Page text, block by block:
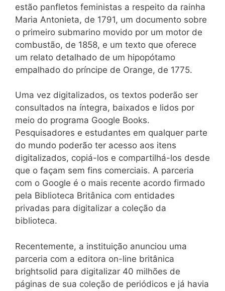
estão panfletos feministas a respeito da rainha
Maria Antonieta, de 1791, um documento sobre
o primeiro submarino movido por um motor de
combustão, de 1858, e um texto que oferece
um relato detalhado de um hipopótamo
empalhado do príncipe de Orange, de 1775.
Uma vez digitalizados, os textos poderão ser
consultados na íntegra, baixados e lidos por
meio do programa Google Books.
Pesquisadores e estudantes em qualquer parte
do mundo poderão ter acesso aos itens
digitalizados, copiá-los e compartilhá-los desde
que o façam sem fins comerciais. A parceria
com o Google é o mais recente acordo firmado
pela Biblioteca Britânica com entidades
privadas para digitalizar a coleção da
biblioteca.
Recentemente, a instituição anunciou uma
parceria com a editora on-line britânica
brightsolid para digitalizar 40 milhões de
páginas de sua coleção de periódicos e já havia